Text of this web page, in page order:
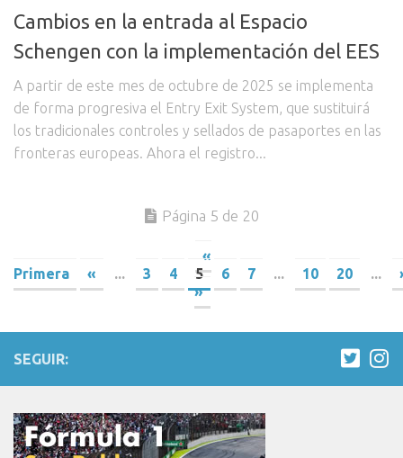
Cambios en la entrada al Espacio
Schengen con la implementación del EES
A partir de este mes de octubre de 2025 se implementa
de forma progresiva el Entry Exit System, que sustituirá
los tradicionales controles y sellados de pasaportes en las
fronteras europeas. Ahora el registro...
Página 5 de 20
«
Primera
« ... 3 4 5 6 7 ... 10 20 ...
»
SEGUIR: